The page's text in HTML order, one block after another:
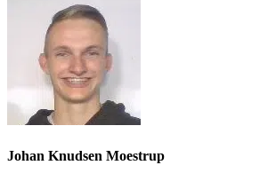
Johan Knudsen Moestrup